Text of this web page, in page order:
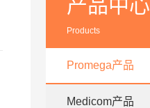
产品中心
Products
Promega产品
Medicom产品